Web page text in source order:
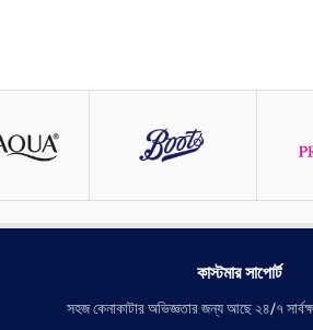
কাস্টমার সাপোর্ট
সহজ কেনাকাটার অভিজ্ঞতার জন্য আছে ২৪/৭